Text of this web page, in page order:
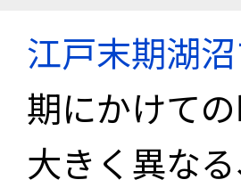
江戸末期湖
期にかけて
大きく異な